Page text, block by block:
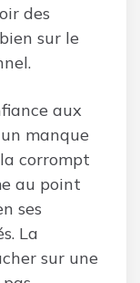
des
sur le
aux
manque
corrompt
au point
ses
La
sur une